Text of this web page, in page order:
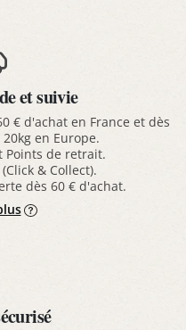
et suivie
€ d'achat en France et dès
en Europe.
Points de retrait.
& Collect).
dès 60 € d'achat.